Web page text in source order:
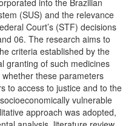
into the Brazilian
(SUS) and the relevance
Court’s (STF) decisions
06. The research aims to
criteria established by the
granting of such medicines
these parameters
to access to justice and to the
vulnerable
approach was adopted,